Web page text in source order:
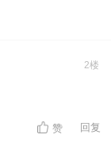
2楼
赞 回复